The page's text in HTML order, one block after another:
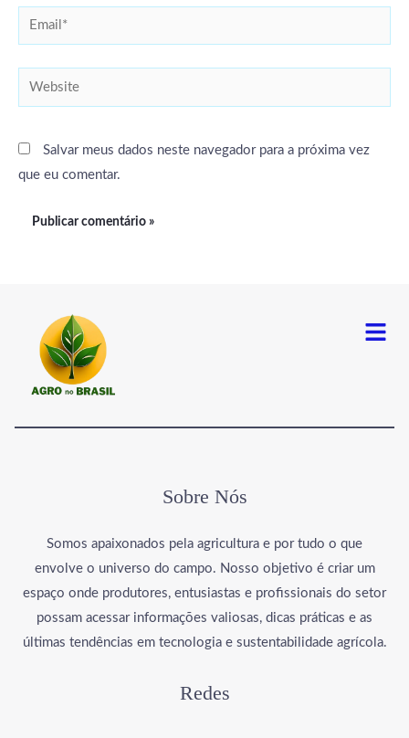
Email*
Website
Salvar meus dados neste navegador para a próxima vez
que eu comentar.
Menu
Sobre Nós
Somos apaixonados pela agricultura e por tudo o que
envolve o universo do campo. Nosso objetivo é criar um
espaço onde produtores, entusiastas e profissionais do setor
possam acessar informações valiosas, dicas práticas e as
últimas tendências em tecnologia e sustentabilidade agrícola.
Redes